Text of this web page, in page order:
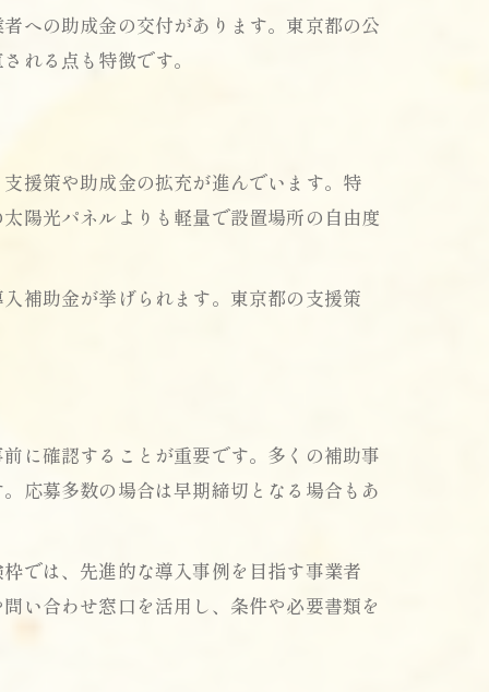
への助成金の交付があります。東京都の公
れる点も特徴です。
援策や助成金の拡充が進んでいます。特
陽光パネルよりも軽量で設置場所の自由度
補助金が挙げられます。東京都の支援策
に確認することが重要です。多くの補助事
応募多数の場合は早期締切となる場合もあ
では、先進的な導入事例を目指す事業者
い合わせ窓口を活用し、条件や必要書類を